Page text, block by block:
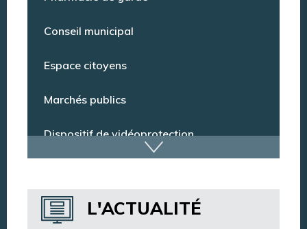
Dispositif de vidéoprotection
Annuaire des services
Annuaire des associations
L'ACTUALITÉ